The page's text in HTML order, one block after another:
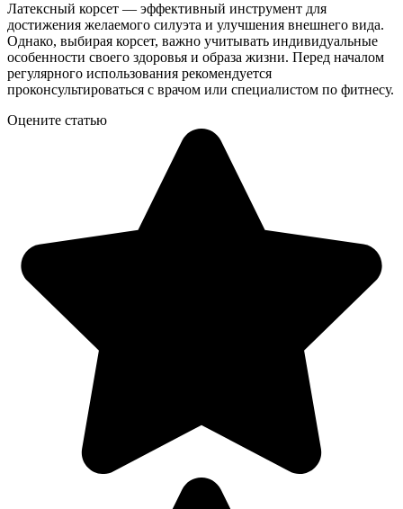
Латексный корсет — эффективный инструмент для
достижения желаемого силуэта и улучшения внешнего вида.
Однако, выбирая корсет, важно учитывать индивидуальные
особенности своего здоровья и образа жизни. Перед началом
регулярного использования рекомендуется
проконсультироваться с врачом или специалистом по фитнесу.
Оцените статью